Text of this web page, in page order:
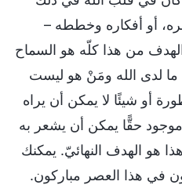
أو أفكاره وخططه –
من هذا كلّه هو السماح
ما لدى الله ومَنْ هو ليست
أو شيئًا لا يمكن أن يراه
حقًّا يمكن أن يشعر به
هو الهدف النهائيّ. يمكنك
في هذا العصر مباركون.